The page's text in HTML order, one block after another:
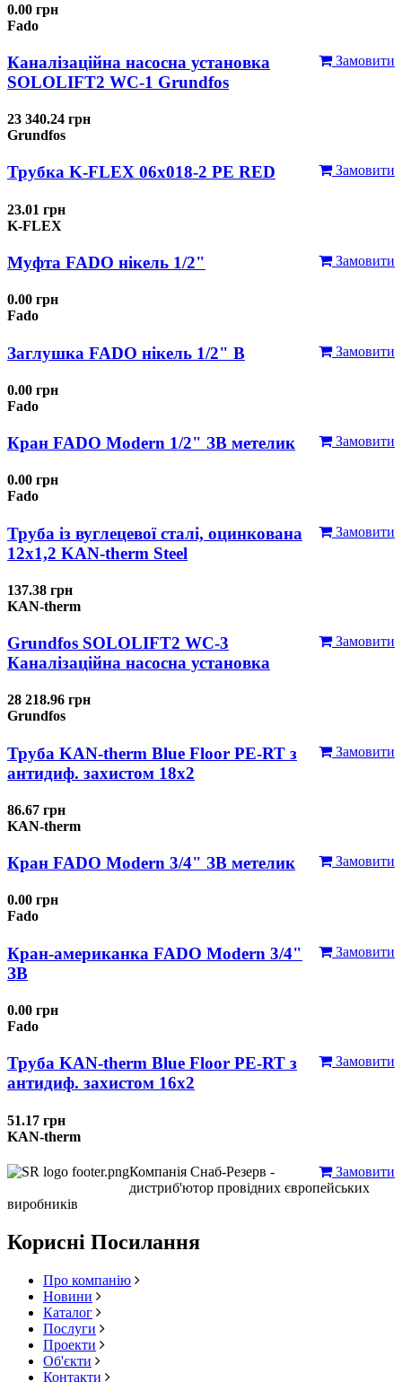
0.00 грн
Fado
Замовити
Каналізаційна насосна установка
SOLOLIFT2 WC-1 Grundfos
23 340.24 грн
Grundfos
Замовити
Трубка K-FLEX 06x018-2 РЕ RED
23.01 грн
K-FLEX
Замовити
Муфта FADO нікель 1/2"
0.00 грн
Fado
Замовити
Заглушка FADO нікель 1/2" В
0.00 грн
Fado
Замовити
Кран FADO Modern 1/2" ЗВ метелик
0.00 грн
Fado
Замовити
Труба із вуглецевої сталі, оцинкована
12x1,2 KAN-therm Steel
137.38 грн
KAN-therm
Замовити
Grundfos SOLOLIFT2 WC-3
Каналізаційна насосна установка
28 218.96 грн
Grundfos
Замовити
Труба KAN-therm Blue Floor PE-RT з
антидиф. захистом 18х2
86.67 грн
KAN-therm
Замовити
Кран FADO Modern 3/4" ЗВ метелик
0.00 грн
Fado
Замовити
Кран-американка FADO Modern 3/4"
ЗВ
0.00 грн
Fado
Замовити
Труба KAN-therm Blue Floor PE-RT з
антидиф. захистом 16х2
51.17 грн
KAN-therm
Замовити
Компанія Снаб-Резерв -
дистриб'ютор провідних європейських
виробників
Корисні Посилання
Про компанію
Новини
Каталог
Послуги
Проекти
Об'єкти
Контакти